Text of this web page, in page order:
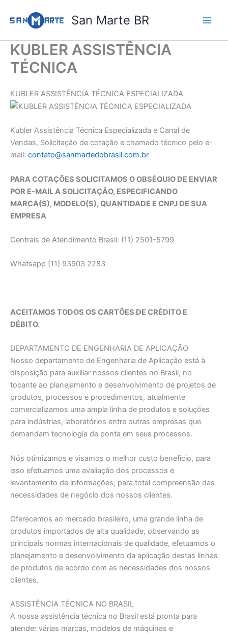
para
conteúdo
San Marte BR
KUBLER ASSISTÊNCIA
TÉCNICA
KUBLER ASSISTÊNCIA TÉCNICA ESPECIALIZADA
Kubler Assistência Técnica Especializada e Canal de
Vendas, Solicitação de cotação e chamado técnico pelo e-
mail: contato@sanmartedobrasil.com.br
PARA COTAÇÕES SOLICITAMOS O OBSÉQUIO DE ENVIAR
POR E-MAIL A SOLICITAÇÃO, ESPECIFICANDO
MARCA(S), MODELO(S), QUANTIDADE E CNPJ DE SUA
EMPRESA
Centrais de Atendimento Brasil: (11) 2501-5799
Whatsapp (11) 93903 2283
ACEITAMOS TODOS OS CARTÕES DE CRÉDITO E
DÉBITO.
DEPARTAMENTO DE ENGENHARIA DE APLICAÇĀO
Nosso departamento de Engenharia de Aplicação está à
disposição para auxiliar nossos clientes no Brasil, no
tocante ao planejamento e desenvolvimento de projetos de
produtos, processos e procedimentos, atualmente
comercializamos uma ampla linha de produtos e soluções
para indústrias, laboratórios entre outras empresas que
demandam tecnologia de ponta em seus processos.
Nós otimizamos e visamos o melhor custo benefício, para
isso efetuamos uma avaliação dos processos e
levantamento de informações, para total compreensão das
necessidades de negócio dos nossos clientes.
Oferecemos ao mercado brasileiro, uma grande linha de
produtos importados de alta qualidade, observando as
principais normas internacionais de qualidade, efetuamos o
planejamento e desenvolvimento da aplicação destas linhas
de produtos de acordo com as necessidades dos nossos
clientes.
ASSISTÊNCIA TÉCNICA NO BRASIL
A nossa assistência técnica no Brasil está pronta para
atender várias marcas, modelos de máquinas e